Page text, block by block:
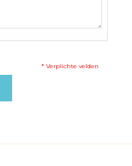
* Verplichte velden